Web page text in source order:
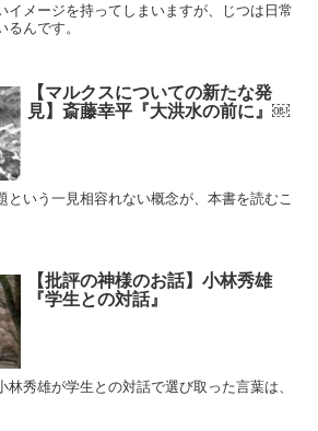
イメージを持ってしまいますが、じつは日常
んです。
【マルクスについての新たな発
見】斎藤幸平『大洪水の前に』￼
という一見相容れない概念が、本書を読むこ
【批評の神様のお話】小林秀雄
『学生との対話』
林秀雄が学生との対話で選び取った言葉は、